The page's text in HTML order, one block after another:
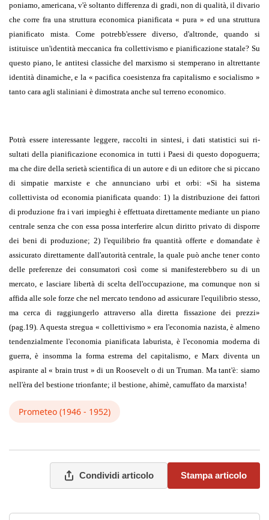
poniamo, americana, v'è soltanto differenza di gradi, non di qualità, il divario
che corre fra una struttura economica pianificata « pura » ed una struttura
pianificato mista. Come potrebb'essere diverso, d'altronde, quando si
istituisce un'identità meccanica fra collettivismo e pianificazione statale? Su
questo piano, le anti­tesi classiche del marxismo si stemperano in altrettante
identità dinamiche, e la « pacifica coesistenza fra capitalismo e socialismo »
tanto cara agli staliniani è dimostrata anche sul terreno economico.
Potrà essere interessante leggere, raccolti in sintesi, i dati statistici sui ri­
sultati della pianificazione economica in tutti i Paesi di questo dopoguerra;
ma che dire della serietà scientifica di un autore e di un editore che si piccano
di simpatie marxiste e che annunciano urbi et orbi: «Si ha sistema
collettivista od economia pianificata quando: 1) la distribuzione dei fattori
di produzione fra i vari impieghi è effettuata direttamente mediante un piano
centrale senza che con essa possa interferire alcun diritto privato di disporre
dei beni di pro­duzione; 2) l'equilibrio fra quantità offerte e domandate è
assicurato diretta­mente dall'autorità centrale, la quale può anche tener conto
delle preferenze dei consumatori così come si manifesterebbero su di un
mercato, e lasciare libertà di scelta dell'occupazione, ma comunque non si
affida alle sole forze che nel mercato tendono ad assicurare l'equilibrio stesso,
ma cerca di raggiun­gerlo attraverso alla diretta fissazione dei prezzi»
(pag.19). A questa stregua « collettivismo » era l'economia nazista, è almeno
tendenzialmente l'economia pianificata laburista, è l'economia moderna di
guerra, è insomma la forma e­strema del capitalismo, e Marx diventa un
aspirante al « brain trust » di un Roosevelt o di un Truman. Ma tant'è: siamo
nell'èra del bestione trionfante; il bestione, ahimè, ca­muffato da marxista!
Prometeo (1946 - 1952)
Condividi articolo Stampa articolo